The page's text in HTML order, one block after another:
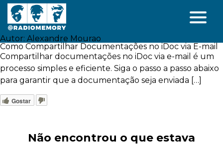
Autor: Alexandre Mourao
Como Compartilhar Documentações no iDoc via E-mail
Compartilhar documentações no iDoc via e-mail é um
processo simples e eficiente. Siga o passo a passo abaixo
para garantir que a documentação seja enviada […]
Gostar
Não encontrou o que estava